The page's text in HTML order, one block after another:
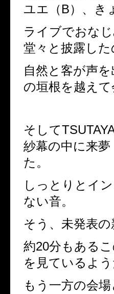
ユエ（B）、き
ライブでおな
堂々と披露した
自然と客が声
の垣根を越え
そして
紗幕の中に来
た。
しっとりとイ
ない音。
そう、未発表
約20分もある
を見ているよう
もう一方の会